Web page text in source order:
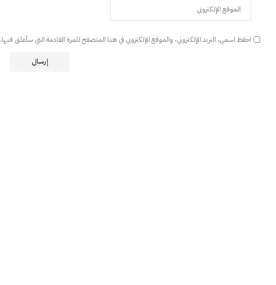
احفظ اسمي، البريد الإلكتروني، والموقع الإلكتروني في هذا المتصفح للمرة القادمة التي سأعلق فيها.